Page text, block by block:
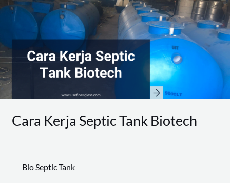
Cara Kerja Septic Tank Biotech
Bio Septic Tank
Septic
Tank
Biotech